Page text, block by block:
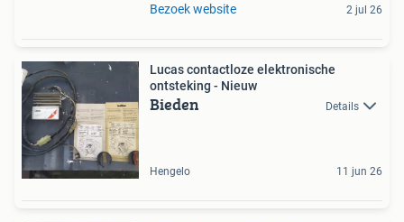
Bezoek website 2 jul 26
Lucas contactloze elektronische
ontsteking - Nieuw
Bieden Details
Hengelo 11 jun 26